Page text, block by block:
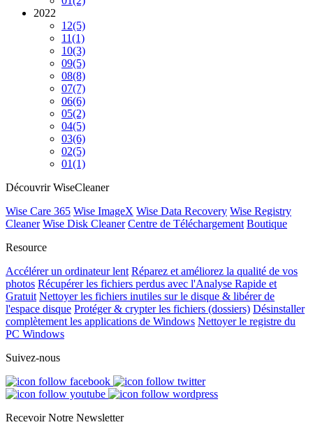
2022
12(5)
11(1)
10(3)
09(5)
08(8)
07(7)
06(6)
05(2)
04(5)
03(6)
02(5)
01(1)
Découvrir WiseCleaner
Wise Care 365 Wise ImageX Wise Data Recovery Wise Registry
Cleaner Wise Disk Cleaner Centre de Téléchargement Boutique
Resource
Accélérer un ordinateur lent Réparez et améliorez la qualité de vos
photos Récupérer les fichiers perdus avec l'Analyse Rapide et
Gratuit Nettoyer les fichiers inutiles sur le disque & libérer de
l'espace disque Protéger & crypter les fichiers (dossiers) Désinstaller
complètement les applications de Windows Nettoyer le registre du
PC Windows
Suivez-nous
Recevoir Notre Newsletter